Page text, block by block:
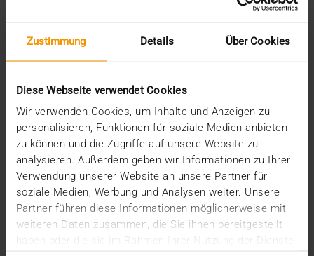
Zustimmung Details Über Cookies
Diese Webseite verwendet Cookies
Wir verwenden Cookies, um Inhalte und Anzeigen zu
personalisieren, Funktionen für soziale Medien anbieten
zu können und die Zugriffe auf unsere Website zu
analysieren. Außerdem geben wir Informationen zu Ihrer
Verwendung unserer Website an unsere Partner für
soziale Medien, Werbung und Analysen weiter. Unsere
Partner führen diese Informationen möglicherweise mit
weiteren Daten zusammen, die Sie ihnen bereitgestellt
haben oder die sie im Rahmen Ihrer Nutzung der Dienste
April (4)
März (1)
Januar (4)
2023
Dezember (5)
November (6)
Oktober (3)
August (3)
Juni (6)
Mai (6)
April (4)